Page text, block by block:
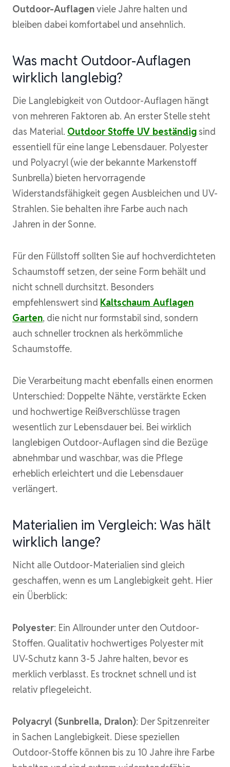
Outdoor-Auflagenviele Jahre halten und
bleiben dabei komfortabel und ansehnlich.
Was macht Outdoor-Auflagen
wirklich langlebig?
Die Langlebigkeit von Outdoor-Auflagen hängt
von mehreren Faktoren ab. An erster Stelle steht
das Material. Outdoor Stoffe UV beständig sind
essentiell für eine lange Lebensdauer. Polyester
und Polyacryl (wie der bekannte Markenstoff
Sunbrella) bieten hervorragende
Widerstandsfähigkeit gegen Ausbleichen und UV-
Strahlen. Sie behalten ihre Farbe auch nach
Jahren in der Sonne.
Für den Füllstoff sollten Sie auf hochverdichteten
Schaumstoff setzen, der seine Form behält und
nicht schnell durchsitzt. Besonders
empfehlenswert sind Kaltschaum Auflagen
Garten, die nicht nur formstabil sind, sondern
auch schneller trocknen als herkömmliche
Schaumstoffe.
Die Verarbeitung macht ebenfalls einen enormen
Unterschied: Doppelte Nähte, verstärkte Ecken
und hochwertige Reißverschlüsse tragen
wesentlich zur Lebensdauer bei. Bei wirklich
langlebigen Outdoor-Auflagen sind die Bezüge
abnehmbar und waschbar, was die Pflege
erheblich erleichtert und die Lebensdauer
verlängert.
Materialien im Vergleich: Was hält
wirklich lange?
Nicht alle Outdoor-Materialien sind gleich
geschaffen, wenn es um Langlebigkeit geht. Hier
ein Überblick:
Polyester: Ein Allrounder unter den Outdoor-
Stoffen. Qualitativ hochwertiges Polyester mit
UV-Schutz kann 3-5 Jahre halten, bevor es
merklich verblasst. Es trocknet schnell und ist
relativ pflegeleicht.
Polyacryl (Sunbrella, Dralon): Der Spitzenreiter
in Sachen Langlebigkeit. Diese speziellen
Outdoor-Stoffe können bis zu 10 Jahre ihre Farbe